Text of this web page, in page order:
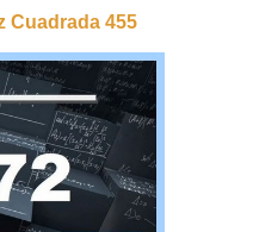
Cuadrada 455